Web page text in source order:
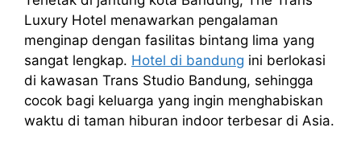
Luxury Hotel menawarkan pengalaman
menginap dengan fasilitas bintang lima yang
sangat lengkap. Hotel di bandung ini berlokasi
di kawasan Trans Studio Bandung, sehingga
cocok bagi keluarga yang ingin menghabiskan
waktu di taman hiburan indoor terbesar di Asia.